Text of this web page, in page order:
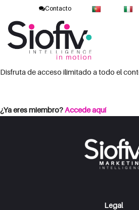
Contacto
Disfruta de acceso ilimitado a todo el
¿Ya eres miembro?Accede aquí
Legal